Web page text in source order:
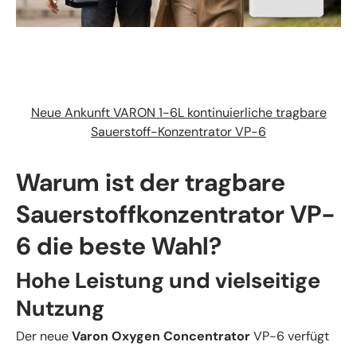
Neue Ankunft VARON 1-6L kontinuierliche tragbare
Sauerstoff-Konzentrator VP-6
Warum ist der tragbare
Sauerstoffkonzentrator VP-
6 die beste Wahl?
Hohe Leistung und vielseitige
Nutzung
Der neueVaron Oxygen ConcentratorVP-6 verfügt